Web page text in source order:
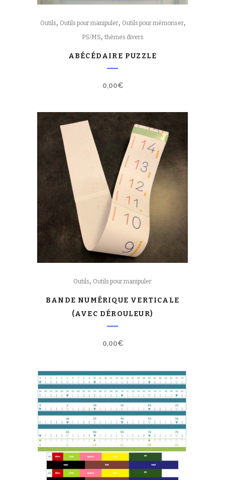
Outils, Outils pour manipuler, Outils pour mémoriser,
PS/MS, thèmes divers
ABÉCÉDAIRE PUZZLE
0,00€
Outils, Outils pour manipuler
BANDE NUMÉRIQUE VERTICALE
(AVEC DÉROULEUR)
0,00€